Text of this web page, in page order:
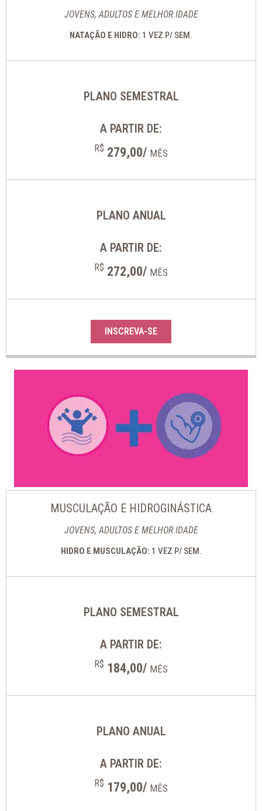
JOVENS, ADULTOS E MELHOR IDADE
NATAÇÃO E HIDRO: 1 VEZ P/ SEM.
PLANO SEMESTRAL
A PARTIR DE:
R$ 279,00/ MÊS
PLANO ANUAL
A PARTIR DE:
R$ 272,00/ MÊS
INSCREVA-SE
MUSCULAÇÃO E HIDROGINÁSTICA
JOVENS, ADULTOS E MELHOR IDADE
HIDRO E MUSCULAÇÃO: 1 VEZ P/ SEM.
PLANO SEMESTRAL
A PARTIR DE:
R$ 184,00/ MÊS
PLANO ANUAL
A PARTIR DE:
R$ 179,00/ MÊS